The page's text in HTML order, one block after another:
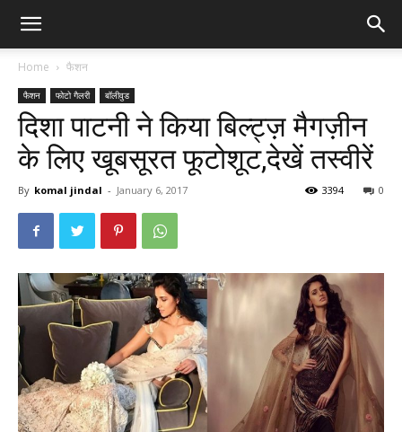
Home फैशन
फैशन फोटो गैलरी बॉलीवुड
दिशा पाटनी ने किया बिल्ट्ज़ मैगज़ीन
के लिए खूबसूरत फूटोशूट,देखें तस्वीरें
By komal jindal - January 6, 2017 0
3394